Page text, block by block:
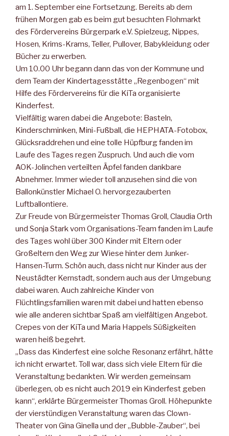
am 1. September eine Fortsetzung. Bereits ab dem
frühen Morgen gab es beim gut besuchten Flohmarkt
des Fördervereins Bürgerpark e.V. Spielzeug, Nippes,
Hosen, Krims-Krams, Teller, Pullover, Babykleidung oder
Bücher zu erwerben.
Um 10.00 Uhr begann dann das von der Kommune und
dem Team der Kindertagesstätte „Regenbogen“ mit
Hilfe des Fördervereins für die KiTa organisierte
Kinderfest.
Vielfältig waren dabei die Angebote: Basteln,
Kinderschminken, Mini-Fußball, die HEPHATA-Fotobox,
Glücksraddrehen und eine tolle Hüpfburg fanden im
Laufe des Tages regen Zuspruch. Und auch die vom
AOK-Jolinchen verteilten Äpfel fanden dankbare
Abnehmer. Immer wieder toll anzusehen sind die von
Ballonkünstler Michael O. hervorgezauberten
Luftballontiere.
Zur Freude von Bürgermeister Thomas Groll, Claudia Orth
und Sonja Stark vom Organisations-Team fanden im Laufe
des Tages wohl über 300 Kinder mit Eltern oder
Großeltern den Weg zur Wiese hinter dem Junker-
Hansen-Turm. Schön auch, dass nicht nur Kinder aus der
Neustädter Kernstadt, sondern auch aus der Umgebung
dabei waren. Auch zahlreiche Kinder von
Flüchtlingsfamilien waren mit dabei und hatten ebenso
wie alle anderen sichtbar Spaß am vielfältigen Angebot.
Crepes von der KiTa und Maria Happels Süßigkeiten
waren heiß begehrt.
„Dass das Kinderfest eine solche Resonanz erfährt, hätte
ich nicht erwartet. Toll war, dass sich viele Eltern für die
Veranstaltung bedankten. Wir werden gemeinsam
überlegen, ob es nicht auch 2019 ein Kinderfest geben
kann“, erklärte Bürgermeister Thomas Groll. Höhepunkte
der vierstündigen Veranstaltung waren das Clown-
Theater von Gina Ginella und der „Bubble-Zauber“, bei